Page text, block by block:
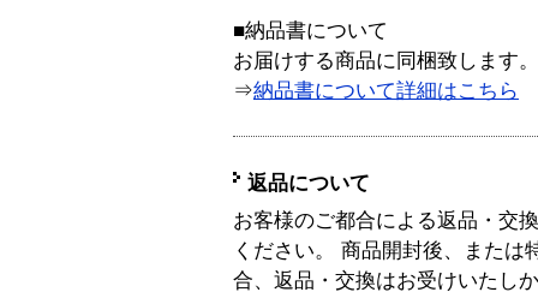
■納品書について
お届けする商品に同梱致します。
⇒納品書について詳細はこちら
返品について
お客様のご都合による返品・交
ください。 商品開封後、または
合、返品・交換はお受けいたし